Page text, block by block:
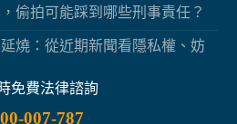
偷拍可能踩到哪些刑事責任？
燒：從近期新聞看隱私權、妨
免費法律諮詢
007-787